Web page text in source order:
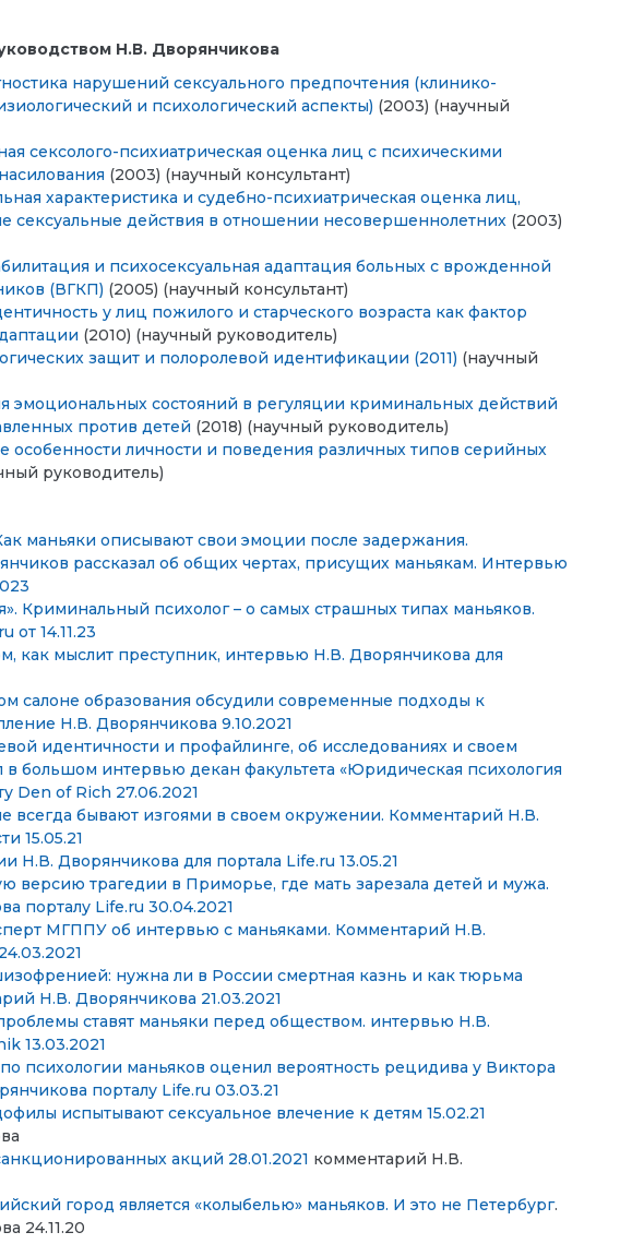
Н.В. Дворянчикова
нарушений сексуального предпочтения (клинико-
и психологический аспекты) (2003) (научный
сексолого-психиатрическая оценка лиц с психическими
(2003) (научный консультант)
характеристика и судебно-психиатрическая оценка лиц,
действия в отношении несовершеннолетних (2003)
и психосексуальная адаптация больных с врожденной
(ВГКП) (2005) (научный консультант)
у лиц пожилого и старческого возраста как фактор
(2010) (научный руководитель)
защит и полоролевой идентификации (2011) (научный
состояний в регуляции криминальных действий
против детей (2018) (научный руководитель)
особенности личности и поведения различных типов серийных
руководитель)
маньяки описывают свои эмоции после задержания.
рассказал об общих чертах, присущих маньякам. Интервью
Криминальный психолог – о самых страшных типах маньяков.
от 14.11.23
как мыслит преступник, интервью Н.В. Дворянчикова для
салоне образования обсудили современные подходы к
Н.В. Дворянчикова 9.10.2021
идентичности и профайлинге, об исследованиях и своем
в большом интервью декан факультета «Юридическая психология
Den of Rich 27.06.2021
всегда бывают изгоями в своем окружении. Комментарий Н.В.
15.05.21
Н.В. Дворянчикова для портала Life.ru 13.05.21
версию трагедии в Приморье, где мать зарезала детей и мужа.
порталу Life.ru 30.04.2021
МГППУ об интервью с маньяками. Комментарий Н.В.
нужна ли в России смертная казнь и как тюрьма
Н.В. Дворянчикова 21.03.2021
ставят маньяки перед обществом. интервью Н.В.
13.03.2021
психологии маньяков оценил вероятность рецидива у Виктора
порталу Life.ru 03.03.21
испытывают сексуальное влечение к детям 15.02.21
акций 28.01.2021 комментарий Н.В.
город является «колыбелью» маньяков. И это не Петербург.
24.11.20